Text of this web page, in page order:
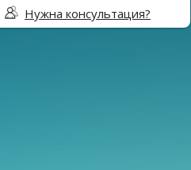
Нужна консультация?